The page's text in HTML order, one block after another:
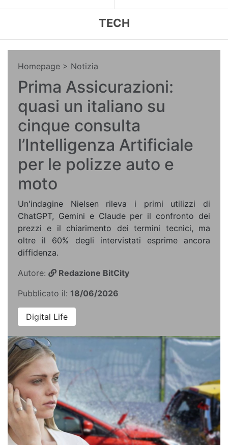
TECH
Homepage > Notizia
Prima Assicurazioni:
quasi un italiano su
cinque consulta
l’Intelligenza Artificiale
per le polizze auto e
moto
Un'indagine Nielsen rileva i primi utilizzi di
ChatGPT, Gemini e Claude per il confronto dei
prezzi e il chiarimento dei termini tecnici, ma
oltre il 60% degli intervistati esprime ancora
diffidenza.
Autore:
Redazione BitCity
Pubblicato il: 18/06/2026
Digital Life